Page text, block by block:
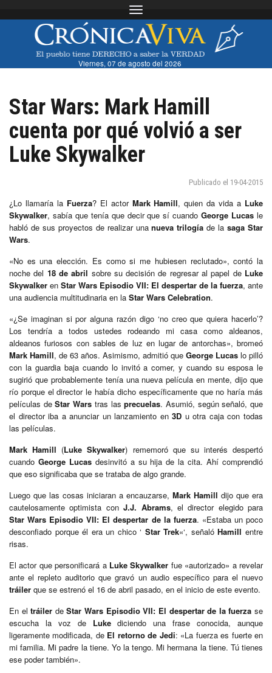
Toggle navigation
Viernes, 07 de agosto del 2026
Star Wars: Mark Hamill
cuenta por qué volvió a ser
Luke Skywalker
Publicado el 19-04-2015
¿Lo llamaría la Fuerza? El actor Mark Hamill, quien da vida a Luke
Skywalker, sabía que tenía que decir que sí cuandoGeorge Lucas le
habló de sus proyectos de realizar unanueva trilogía de lasaga Star
Wars.
«No es una elección. Es como si me hubiesen reclutado», contó la
noche del 18 de abril sobre su decisión de regresar al papel de Luke
Skywalker en Star Wars Episodio VII: El despertar de la fuerza, ante
una audiencia multitudinaria en la Star Wars Celebration.
«¿Se imaginan si por alguna razón digo ‘no creo que quiera hacerlo’?
Los tendría a todos ustedes rodeando mi casa como aldeanos,
aldeanos furiosos con sables de luz en lugar de antorchas», bromeó
Mark Hamill, de 63 años. Asimismo, admitió que George Lucas lo pilló
con la guardia baja cuando lo invitó a comer, y cuando su esposa le
sugirió que probablemente tenía una nueva película en mente, dijo que
río porque el director le había dicho específicamente que no haría más
películas deStar Wars tras lasprecuelas. Asumió, según señaló, que
el director iba a anunciar un lanzamiento en3D u otra caja con todas
las películas.
Mark Hamill (Luke Skywalker) rememoró que su interés despertó
cuando George Lucasdesinvitó a su hija de la cita. Ahí comprendió
que eso significaba que se trataba de algo grande.
Luego que las cosas iniciaran a encauzarse, Mark Hamill dijo que era
cautelosamente optimista conJ.J. Abrams, el director elegido para
Star Wars Episodio VII: El despertar de la fuerza. «Estaba un poco
desconfiado porque él era un chico ‘ Star Trek«‘, señalóHamill entre
risas.
El actor que personificará a Luke Skywalker fue «autorizado» a revelar
ante el repleto auditorio que gravó un audio específico para el nuevo
tráiler que se estrenó el 16 de abril pasado, en el inicio de este evento.
En eltráiler deStar Wars Episodio VII: El despertar de la fuerza se
escucha la voz de Lukediciendo una frase conocida, aunque
ligeramente modificada, de El retorno de Jedi: «La fuerza es fuerte en
mi familia. Mi padre la tiene. Yo la tengo. Mi hermana la tiene. Tú tienes
ese poder también».